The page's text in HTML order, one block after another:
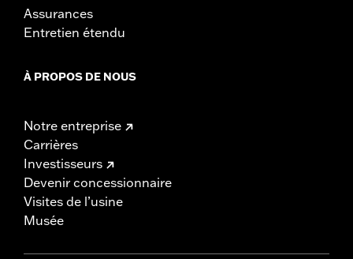
Assurances
Entretien étendu
À PROPOS DE NOUS
Notre entreprise
Carrières
Investisseurs
Devenir concessionnaire
Visites de l’usine
Musée